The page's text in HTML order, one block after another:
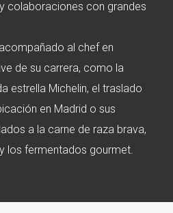
colaboraciones con grandes
al chef en
de su carrera, como la
estrella Michelin, el traslado
en Madrid o sus
a la carne de raza brava,
los fermentados gourmet.